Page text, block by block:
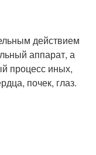
действием
аппарат, а
процесс иных,
почек, глаз.